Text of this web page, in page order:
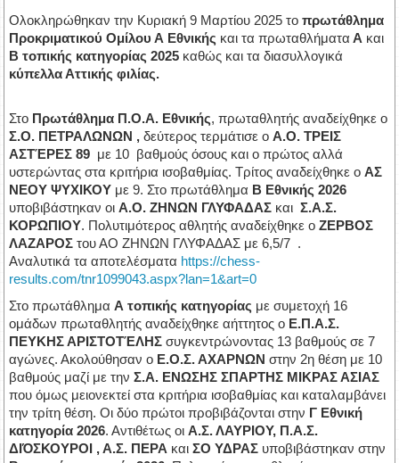
Ολοκληρώθηκαν την Κυριακή 9 Μαρτίου 2025 το πρωτάθλημα
Προκριματικού Ομίλου Α Εθνικής και τα πρωταθλήματα Α και
Β τοπικής κατηγορίας 2025 καθώς και τα διασυλλογικά
κύπελλα Αττικής φιλίας.
Στο Πρωτάθλημα Π.Ο.Α. Εθνικής, πρωταθλητής αναδείχθηκε ο
Σ.Ο. ΠΕΤΡΑΛΩΝΩΝ , δεύτερος τερμάτισε ο Α.Ο. ΤΡΕΙΣ
ΑΣΤΈΡΕΣ 89 με 10 βαθμούς όσους και ο πρώτος αλλά
υστερώντας στα κριτήρια ισοβαθμίας. Τρίτος αναδείχθηκε ο ΑΣ
ΝΕΟΥ ΨΥΧΙΚΟΥ με 9. Στο πρωτάθλημα Β Εθνικής 2026
υποβιβάστηκαν οι Α.Ο. ΖΗΝΩΝ ΓΛΥΦΑΔΑΣ και Σ.Α.Σ.
ΚΟΡΩΠΙΟΥ. Πολυτιμότερος αθλητής αναδείχθηκε ο ΖΕΡΒΟΣ
ΛΑΖΑΡΟΣ του ΑΟ ΖΗΝΩΝ ΓΛΥΦΑΔΑΣ με 6,5/7 .
Αναλυτικά τα αποτελέσματα https://chess-
results.com/tnr1099043.aspx?lan=1&art=0
Στο πρωτάθλημα Α τοπικής κατηγορίας με συμετοχή 16
ομάδων πρωταθλητής αναδείχθηκε αήττητος ο Ε.Π.Α.Σ.
ΠΕΥΚΗΣ ΑΡΙΣΤΟΤΈΛΗΣ συγκεντρώνοντας 13 βαθμούς σε 7
αγώνες. Ακολούθησαν ο Ε.Ο.Σ. ΑΧΑΡΝΩΝ στην 2η θέση με 10
βαθμούς μαζί με την Σ.Α. ΕΝΩΣΗΣ ΣΠΑΡΤΗΣ ΜΙΚΡΑΣ ΑΣΙΑΣ
που όμως μειονεκτεί στα κριτήρια ισοβαθμίας και καταλαμβάνει
την τρίτη θέση. Οι δύο πρώτοι προβιβάζονται στην Γ Εθνική
κατηγορία 2026. Αντιθέτως οι Α.Σ. ΛΑΥΡΙΟΥ, Π.Α.Σ.
ΔΙΌΣΚΟΥΡΟΙ , Α.Σ. ΠΕΡΑ και ΣΟ ΥΔΡΑΣ υποβιβάστηκαν στην